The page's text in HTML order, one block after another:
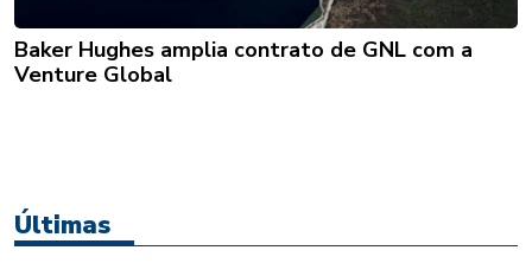
Baker Hughes amplia contrato de GNL com a
Venture Global
Últimas